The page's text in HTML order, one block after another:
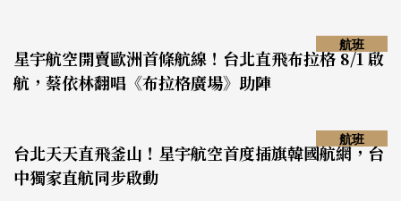
星宇航空開賣歐洲首條航線！台北直飛布拉格 8/1 啟
航，蔡依林翻唱《布拉格廣場》助陣
航班
台北天天直飛釜山！星宇航空首度插旗韓國航網，台
中獨家直航同步啟動
航班